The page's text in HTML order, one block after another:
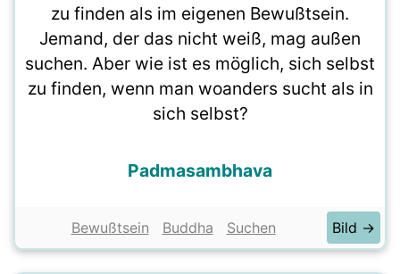
zu finden als im eigenen Bewußtsein.
Jemand, der das nicht weiß, mag außen
suchen. Aber wie ist es möglich, sich selbst
zu finden, wenn man woanders sucht als in
sich selbst?
Padmasambhava
Bewußtsein Buddha Suchen Bild →